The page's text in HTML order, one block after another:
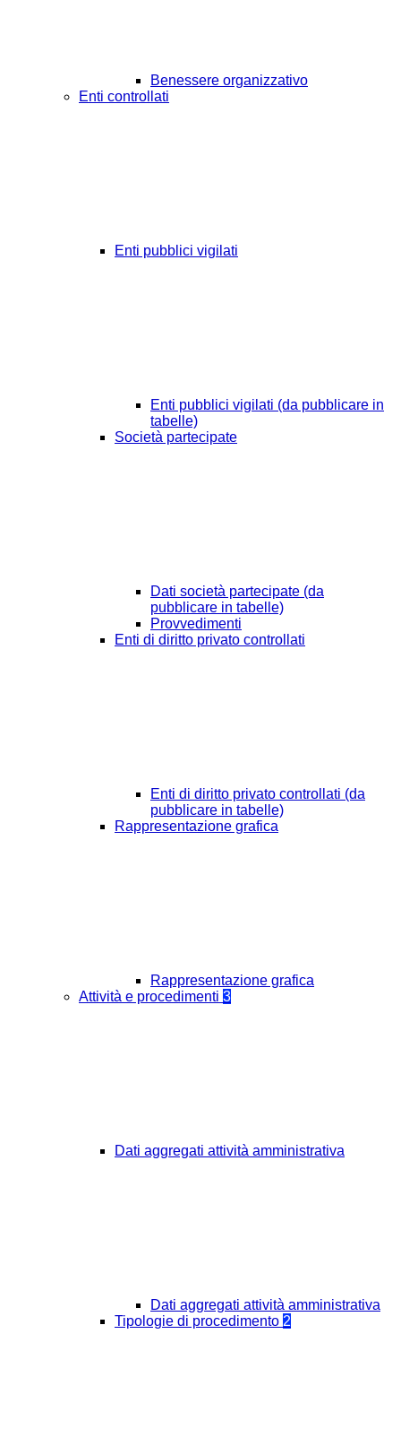
Benessere organizzativo
Enti controllati
Enti pubblici vigilati
Enti pubblici vigilati (da pubblicare in
tabelle)
Società partecipate
Dati società partecipate (da
pubblicare in tabelle)
Provvedimenti
Enti di diritto privato controllati
Enti di diritto privato controllati (da
pubblicare in tabelle)
Rappresentazione grafica
Rappresentazione grafica
Attività e procedimenti 3
Dati aggregati attività amministrativa
Dati aggregati attività amministrativa
Tipologie di procedimento 2